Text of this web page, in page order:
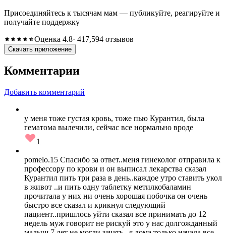
Присоединяйтесь к тысячам мам — публикуйте, реагируйте и
получайте поддержку
Оценка 4.8· 417,594 отзывов
Скачать приложение
Комментарии
Добавить комментарий
у меня тоже густая кровь, тоже пью Курантил, была
гематома вылечили, сейчас все нормально вроде
1
pomelo.15 Спасибо за ответ..меня гинеколог отправила к
профессору по крови и он выписал лекарства сказал
Курантил пить три раза в день..каждое утро ставить укол
в живот ..и пить одну таблетку метилкобаламин
прочитала у них ни очень хорошая побочка он очень
быстро все сказал и крикнул следующий
пациент..пришлось уйти сказал все принимать до 12
недель муж говорит не рискуй это у нас долгожданный